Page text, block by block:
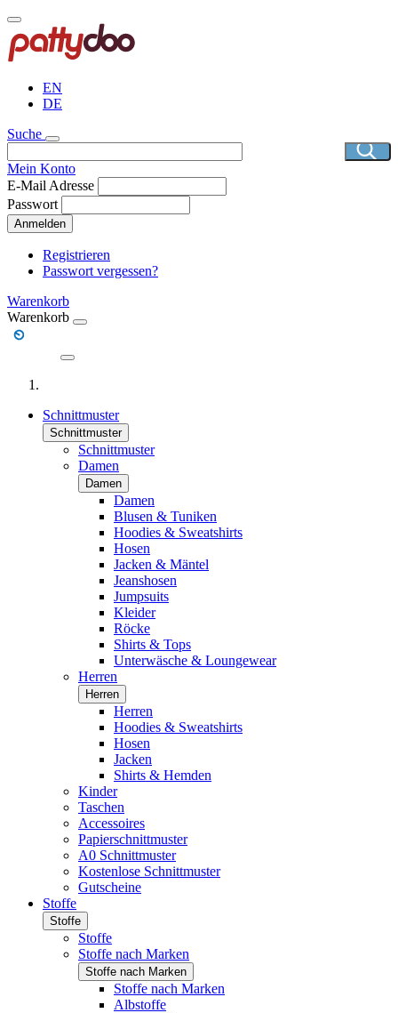
Direkt
zum
Inhalt
EN
DE
Suche
Mein Konto
E-Mail Adresse
Passwort
Anmelden
Registrieren
Passwort vergessen?
Warenkorb
Warenkorb
Schnittmuster
Schnittmuster
Schnittmuster
Damen
Damen
Damen
Blusen & Tuniken
Hoodies & Sweatshirts
Hosen
Jacken & Mäntel
Jeanshosen
Jumpsuits
Kleider
Röcke
Shirts & Tops
Unterwäsche & Loungewear
Herren
Herren
Herren
Hoodies & Sweatshirts
Hosen
Jacken
Shirts & Hemden
Kinder
Taschen
Accessoires
Papierschnittmuster
A0 Schnittmuster
Kostenlose Schnittmuster
Gutscheine
Stoffe
Stoffe
Stoffe
Stoffe nach Marken
Stoffe nach Marken
Stoffe nach Marken
Albstoffe